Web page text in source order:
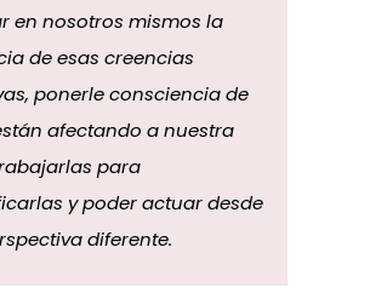
en nosotros mismos la
de esas creencias
ponerle consciencia de
afectando a nuestra
para
y poder actuar desde
diferente.